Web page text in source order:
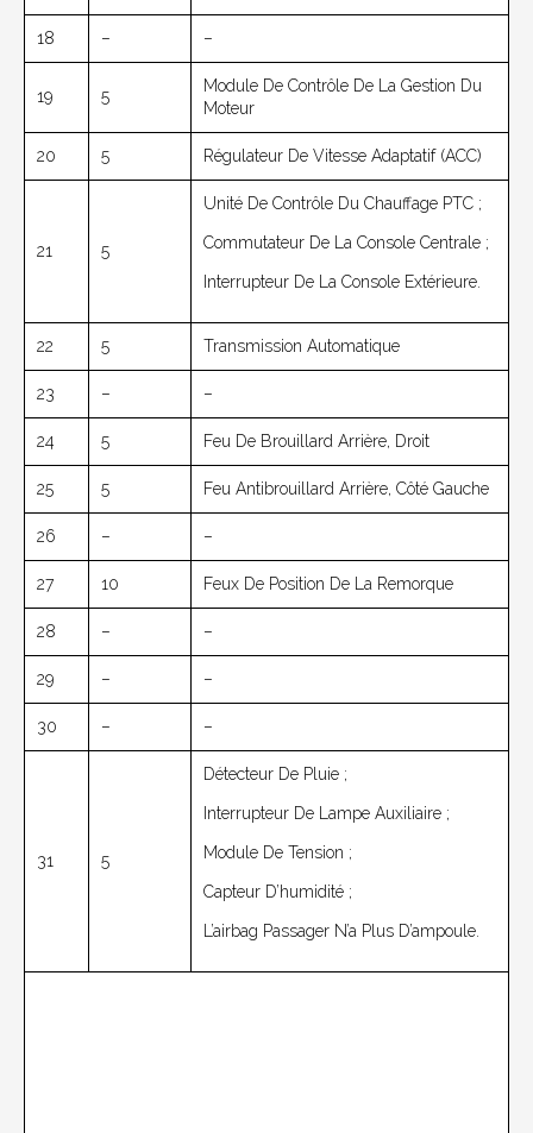
18 – –
19 5
Module De Contrôle De La Gestion Du
Moteur
20 5 Régulateur De Vitesse Adaptatif (ACC)
21 5
Unité De Contrôle Du Chauffage PTC ;
Commutateur De La Console Centrale ;
Interrupteur De La Console Extérieure.
22 5 Transmission Automatique
23 – –
24 5 Feu De Brouillard Arrière, Droit
25 5 Feu Antibrouillard Arrière, Côté Gauche
26 – –
27 10 Feux De Position De La Remorque
28 – –
29 – –
30 – –
31 5
Détecteur De Pluie ;
Interrupteur De Lampe Auxiliaire ;
Module De Tension ;
Capteur D’humidité ;
L’airbag Passager N’a Plus D’ampoule.